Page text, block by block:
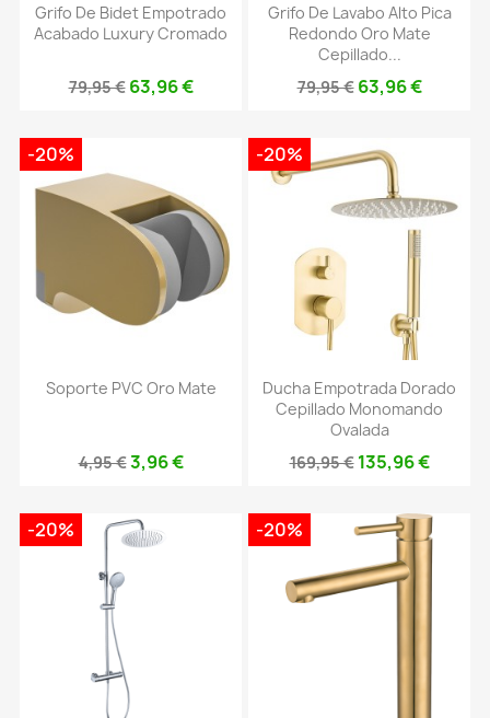
Grifo De Bidet Empotrado
Acabado Luxury Cromado
79,95 € 63,96 €
Grifo De Lavabo Alto Pica
Redondo Oro Mate
Cepillado...
79,95 € 63,96 €
Soporte PVC Oro Mate
4,95 €3,96 €
-20%
Ducha Empotrada Dorado
Cepillado Monomando
Ovalada
169,95 € 135,96 €
-20%
-20% -20%